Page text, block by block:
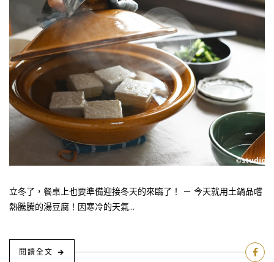
立冬了，餐桌上也要準備迎接冬天的來臨了！ － 今天就用土鍋品嚐
熱騰騰的湯豆腐！因寒冷的天氣...
閱讀全文